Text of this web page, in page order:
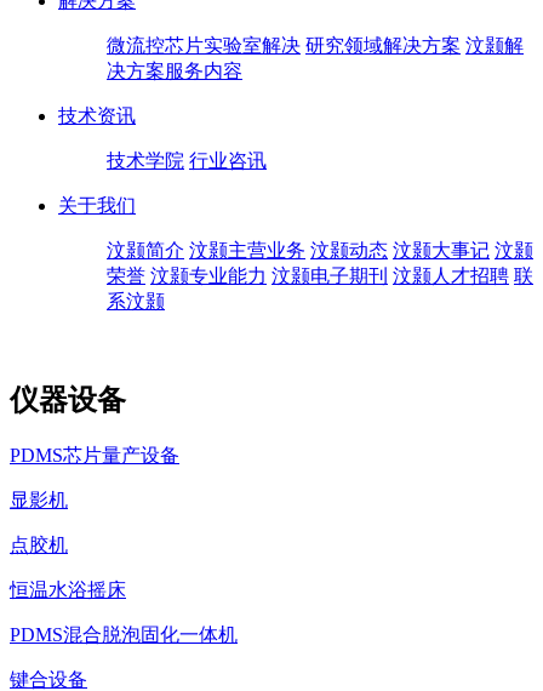
微流控芯片实验室解决 研究领域解决方案 汶颢解
决方案服务内容
技术资讯
技术学院 行业咨讯
关于我们
汶颢简介 汶颢主营业务 汶颢动态 汶颢大事记 汶颢
荣誉 汶颢专业能力 汶颢电子期刊 汶颢人才招聘 联
系汶颢
仪器设备
PDMS芯片量产设备
显影机
点胶机
恒温水浴摇床
PDMS混合脱泡固化一体机
键合设备